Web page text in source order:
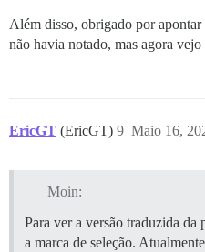
Além disso, obrigado por apontar
não havia notado, mas agora
EricGT (EricGT) Maio 16,
9
Moin:
Para ver a versão traduzida da
a marca de seleção.